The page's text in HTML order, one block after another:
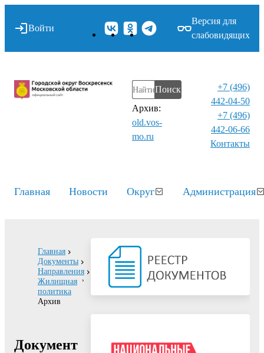
Войти
Версия для
слабовидящих
Поиск
Архив:
old.vos-
mo.ru
+7 (496)
442-04-50
+7 (496)
442-06-66
Контакты⁠
Главная Новости Округ Администрация
Главная
Документы
Направления
Жилищная
политика
Архив
Документ